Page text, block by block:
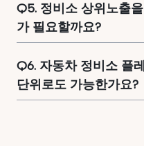
Q5. 정비소 상위노출
가 필요할까요?
Q6. 자동차 정비소 플
단위로도 가능한가요?